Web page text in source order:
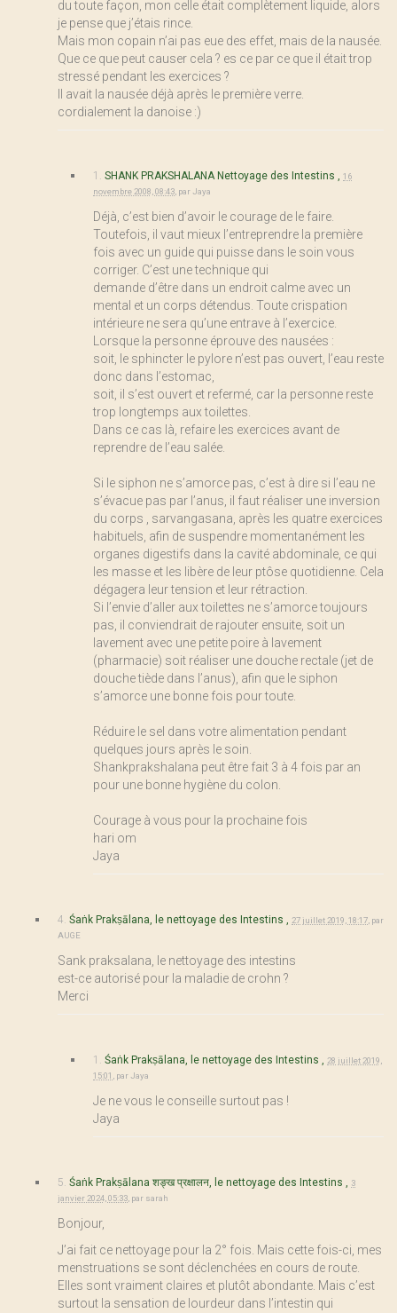
du toute façon, mon celle était complètement liquide, alors
je pense que j’étais rince.
Mais mon copain n’ai pas eue des effet, mais de la nausée.
Que ce que peut causer cela ? es ce par ce que il était trop
stressé pendant les exercices ?
Il avait la nausée déjà après le première verre.
cordialement la danoise :)
1. SHANK PRAKSHALANA Nettoyage des Intestins , 16
novembre 2008, 08:43 parJaya
Déjà, c’est bien d’avoir le courage de le faire.
Toutefois, il vaut mieux l’entreprendre la première
fois avec un guide qui puisse dans le soin vous
corriger. C’est une technique qui
demande d’être dans un endroit calme avec un
mental et un corps détendus. Toute crispation
intérieure ne sera qu’une entrave à l’exercice.
Lorsque la personne éprouve des nausées :
soit, le sphincter le pylore n’est pas ouvert, l’eau reste
donc dans l’estomac,
soit, il s’est ouvert et refermé, car la personne reste
trop longtemps aux toilettes.
Dans ce cas là, refaire les exercices avant de
reprendre de l’eau salée.
Si le siphon ne s’amorce pas, c’est à dire si l’eau ne
s’évacue pas par l’anus, il faut réaliser une inversion
du corps , sarvangasana, après les quatre exercices
habituels, afin de suspendre momentanément les
organes digestifs dans la cavité abdominale, ce qui
les masse et les libère de leur ptôse quotidienne. Cela
dégagera leur tension et leur rétraction.
Si l’envie d’aller aux toilettes ne s’amorce toujours
pas, il conviendrait de rajouter ensuite, soit un
lavement avec une petite poire à lavement
(pharmacie) soit réaliser une douche rectale (jet de
douche tiède dans l’anus), afin que le siphon
s’amorce une bonne fois pour toute.
Réduire le sel dans votre alimentation pendant
quelques jours après le soin.
Shankprakshalana peut être fait 3 à 4 fois par an
pour une bonne hygiène du colon.
Courage à vous pour la prochaine fois
hari om
Jaya
4. Śaṅk Prakṣālana, le nettoyage des Intestins , 27 juillet 2019, 18:17 par
AUGE
Sank praksalana, le nettoyage des intestins
est-ce autorisé pour la maladie de crohn ?
Merci
1. Śaṅk Prakṣālana, le nettoyage des Intestins , 28 juillet 2019,
15:01
parJaya
Je ne vous le conseille surtout pas !
Jaya
5. Śaṅk Prakṣālana शङ्ख प्रक्षालन, le nettoyage des Intestins , 3
janvier 2024, 05:33 par sarah
Bonjour,
J’ai fait ce nettoyage pour la 2° fois. Mais cette fois-ci, mes
menstruations se sont déclenchées en cours de route.
Elles sont vraiment claires et plutôt abondante. Mais c’est
surtout la sensation de lourdeur dans l’intestin qui